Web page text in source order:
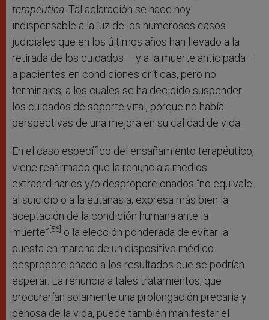
terapéutica . Tal aclaración se hace hoy
indispensable a la luz de los numerosos casos
judiciales que en los últimos años han llevado a la
retirada de los cuidados – y a la muerte anticipada –
a pacientes en condiciones críticas, pero no
terminales, a los cuales se ha decidido suspender
los cuidados de soporte vital, porque no había
perspectivas de una mejora en su calidad de vida.
En el caso específico del ensañamiento terapéutico,
viene reafirmado que la renuncia a medios
extraordinarios y/o desproporcionados “no equivale
al suicidio o a la eutanasia; expresa más bien la
aceptación de la condición humana ante la
muerte”[56] o la elección ponderada de evitar la
puesta en marcha de un dispositivo médico
desproporcionado a los resultados que se podrían
esperar. La renuncia a tales tratamientos, que
procurarían solamente una prolongación precaria y
penosa de la vida, puede también manifestar el